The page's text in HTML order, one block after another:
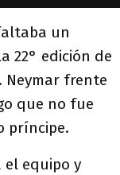
un
22° edición de
frente
que no fue
príncipe.
el equipo y